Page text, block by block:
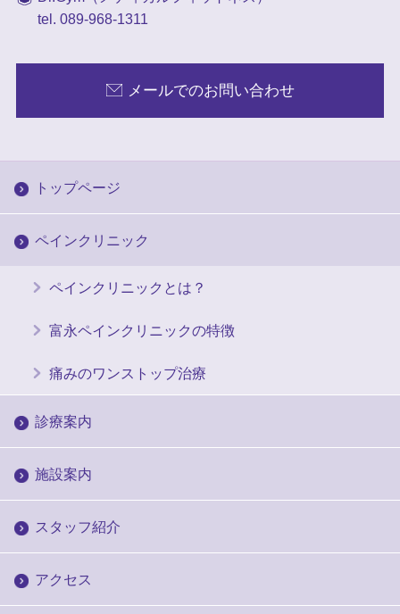
tel. 089-968-1311
メールでのお問い合わせ
トップページ
ペインクリニック
ペインクリニックとは？
富永ペインクリニックの特徴
痛みのワンストップ治療
診療案内
施設案内
スタッフ紹介
アクセス